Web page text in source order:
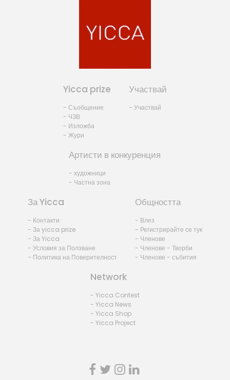
Yicca prize
- Съобщение
- ЧЗВ
- Изложба
- Жури
Участвай
- Участвай
Артисти в конкуренция
- художници
- Частна зона
За Yicca
- Контакти
- За yicca prize
- За Yicca
- Условия за Ползване
- Политика на Поверителност
Общността
- Влез
- Регистрирайте се тук
- Членове
- Членове - Творби
- Членове - събития
Network
- Yicca Contest
- Yicca News
- Yicca Shop
- Yicca Project